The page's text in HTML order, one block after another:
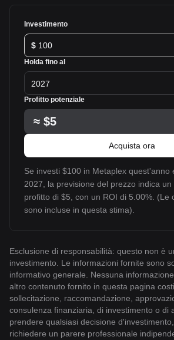
Investimento
$
Holda fino al
2027
Profitto potenziale
≈ $5
Acquista ora
Se investi $100 in Metaplex quest'anno
2027, la previsione del prezzo indica un
profitto di $5, con un ROI di 5.00%. (Le
sono incluse in questa stima).
Esclusione di responsabilità: questo non è
investimento. Le informazioni fornite sono
informativo generale. Nessuna
altro contenuto fornito in questa pagina
sollecitazione, raccomandazione,
consulenza finanziaria, di investimento o di
prendere qualsiasi decisione
richiedere un parere professionale